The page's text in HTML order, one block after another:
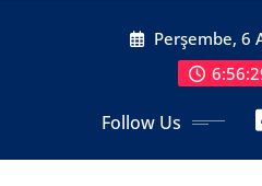
Perşembe, 6
Follow Us